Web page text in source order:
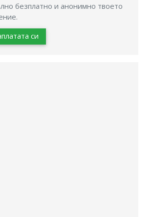
безплатно и анонимно твоето
си